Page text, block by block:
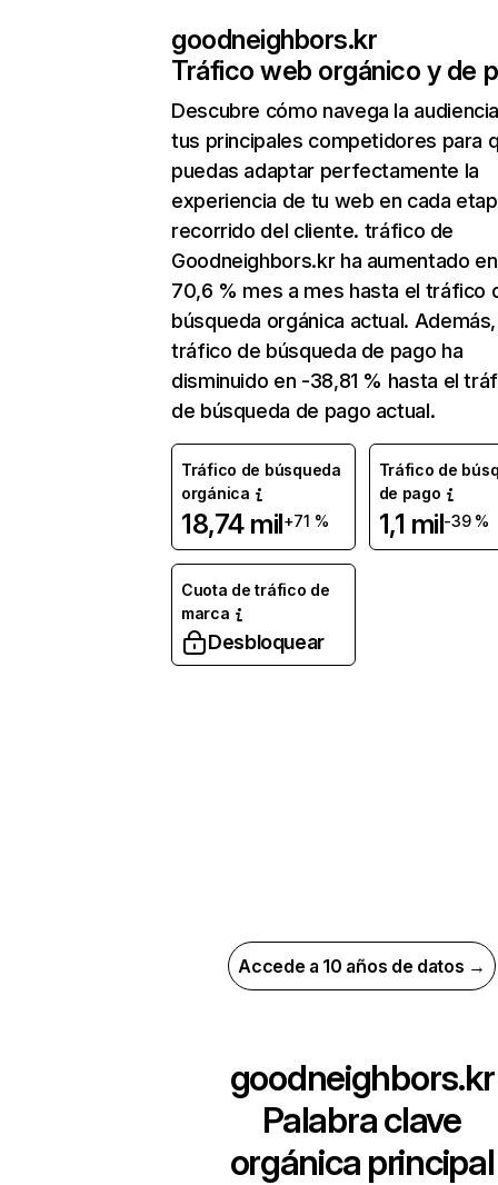
goodneighbors.kr
Tráfico web orgánico y de
Descubre cómo navega la
tus principales competidores para
puedas adaptar perfectamente la
experiencia de tu web en cada
recorrido del cliente. tráfico de
Goodneighbors.kr ha aumentado en
70,6 % mes a mes hasta el tráfico
búsqueda orgánica actual.
tráfico de búsqueda de pago ha
disminuido en -38,81 % hasta el
de búsqueda de pago actual.
Tráfico de búsqueda
orgánica
18,74 mil+71 %
Tráfico de
de pago
1,1 mil-39 %
Cuota de tráfico de
marca
Desbloquear
Accede a 10 años de datos →
goodneighbors.kr
Palabra clave
orgánica principal